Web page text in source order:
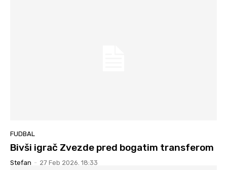
FUDBAL
Bivši igrač Zvezde pred bogatim transferom
Stefan - 27 Feb 2026. 18:33